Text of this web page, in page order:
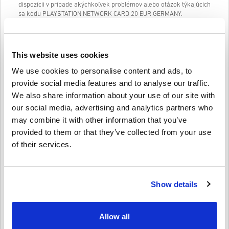
This website uses cookies
We use cookies to personalise content and ads, to
provide social media features and to analyse our traffic.
We also share information about your use of our site with
our social media, advertising and analytics partners who
may combine it with other information that you’ve
provided to them or that they’ve collected from your use
of their services.
Show details
Allow all
dispozícii v prípade akýchkoľvek problémov alebo otázok týkajúcich
sa kódu PLAYSTATION NETWORK CARD 20 EUR GERMANY.
nákupu PLAYSTATION NETWORK CARD 20 EUR GERMANY z
Ako to funguje na Livecards.net
Nový na Livecards.net? Nákup digitálnych kódov je rýchly a
jednoduchý:
Vylúčenie zodpovednosti
Predobjednávkové
vydania, zatiaľ čo položky na sklade budú doručené
Nákupy považované za komerčné použitie nebudú
Kupujete iba digitálny produkt.
Viac informácií nájdete v našich často kladených otázkach.
Ak sa pri nákupe vyskytnú nejaké problémy, oznámte nám
4,3/5 10 Recenzie